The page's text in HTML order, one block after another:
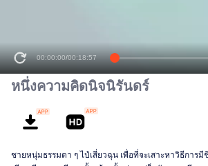
00:00:00/00:18:57
หนึ่งความคิดนิจนิรันดร์
ชายหนุ่มธรรมดา ๆ ไป๋เสี่ยวฉุน เพื่อที่จะเสาะหาวิธีการมี